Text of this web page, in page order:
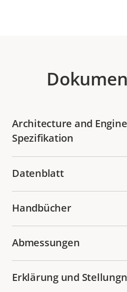
Architecture and
Spezifikation
Datenblatt
Handbücher
Abmessungen
Erklärung und